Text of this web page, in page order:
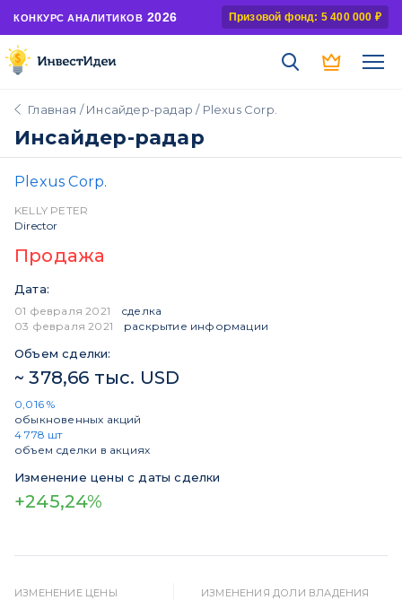
КОНКУРС АНАЛИТИКОВ 2026 Призовой фонд: 5 400 000 ₽
Главная /Инсайдер-радар / Plexus Corp.
Инсайдер-радар
Plexus Corp.
KELLY PETER
Director
Продажа
Дата:
01 февраля 2021
сделка
03 февраля 2021
раскрытие информации
Объем сделки:
~ 378,66 тыс. USD
0,016 %
обыкновенных акций
4 778 шт
объем сделки в акциях
Изменение цены с даты сделки
+245,24%
ИЗМЕНЕНИЕ ЦЕНЫ ИЗМЕНЕНИЯ ДОЛИ ВЛАДЕНИЯ